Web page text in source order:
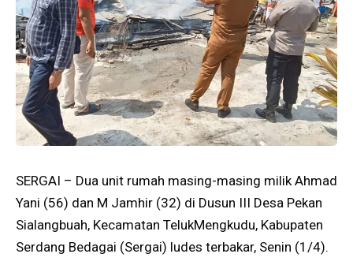
SERGAI – Dua unit rumah masing-masing milik Ahmad
Yani (56) dan M Jamhir (32) di Dusun III Desa Pekan
Sialangbuah, Kecamatan TelukMengkudu, Kabupaten
Serdang Bedagai (Sergai) ludes terbakar, Senin (1/4).